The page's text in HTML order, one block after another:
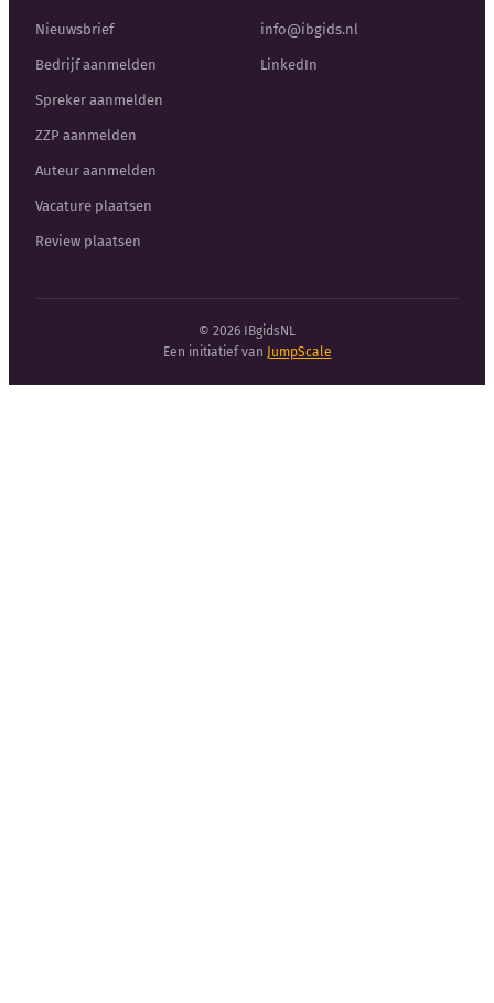
Nieuwsbrief
Bedrijf aanmelden
Spreker aanmelden
ZZP aanmelden
Auteur aanmelden
Vacature plaatsen
Review plaatsen
info@ibgids.nl
LinkedIn
© 2026 IBgidsNL
Een initiatief van JumpScale